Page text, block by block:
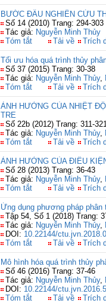
BƯỚC ĐẦU NGHIÊN CỨU
Số 14 (2010) Trang: 294-303
Tác giả: Nguyễn Minh Thủy
Tóm tắt
Tải về Trích
Tối ưu hóa quá trình thủy
Số 37 (2015) Trang: 30-38
Tác giả: Nguyễn Minh Thủy,
Tóm tắt
Tải về Trích
ẢNH HƯỞNG CỦA NHIỆT
TRE
Số 22b (2012) Trang: 311-
Tác giả: Nguyễn Minh Thủy,
Tóm tắt
Tải về Trích
ẢNH HƯỞNG CỦA ĐIỀU
Số 28 (2013) Trang: 36-43
Tác giả: Nguyễn Minh Thủy,
Tóm tắt
Tải về Trích
Ứng dụng phương pháp
Tập 54, Số 1 (2018) Trang:
Tác giả: Nguyễn Minh Thủy,
DOI: 10.22144/
Tóm tắt
Tải về Trích
Mô hình hóa quá trình thủy
Số 46 (2016) Trang: 37-46
Tác giả: Nguyễn Minh Thủy,
DOI: 10.22144/
Tóm tắt
Tải về Trích